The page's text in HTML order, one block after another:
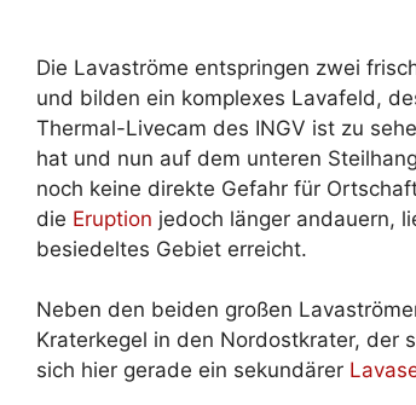
Die Lavaströme entspringen zwei
und bilden ein komplexes Lavafeld,
Thermal-Livecam des INGV ist zu
hat und nun auf dem unteren
noch keine direkte Gefahr für
die Eruption jedoch länger andauern,
besiedeltes Gebiet erreicht.
Neben den beiden großen
Kraterkegel in den Nordostkrater, der
sich hier gerade ein sekundärer